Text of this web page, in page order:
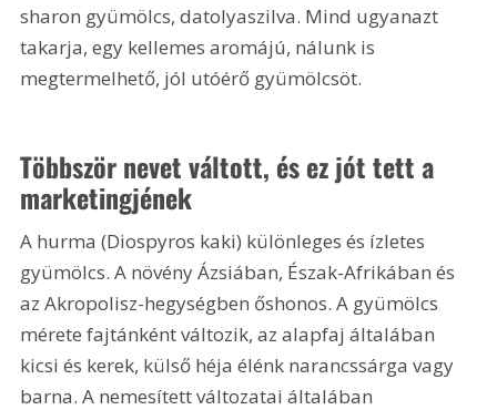
sharon gyümölcs, datolyaszilva. Mind ugyanazt
takarja, egy kellemes aromájú, nálunk is
megtermelhető, jól utóérő gyümölcsöt.
Többször nevet váltott, és ez jót tett a
marketingjének
A hurma (Diospyros kaki) különleges és ízletes
gyümölcs. A növény Ázsiában, Észak-Afrikában és
az Akropolisz-hegységben őshonos. A gyümölcs
mérete fajtánként változik, az alapfaj általában
kicsi és kerek, külső héja élénk narancssárga vagy
barna. A nemesített változatai általában